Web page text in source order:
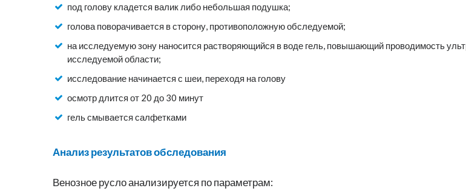
под голову кладется валик либо небольшая подушка;
голова поворачивается в сторону, противоположную обследуемой;
на исследуемую зону наносится растворяющийся в воде гель, повышающий проводимость
исследуемой области;
исследование начинается с шеи, переходя на голову
осмотр длится от 20 до 30 минут
гель смывается салфетками
Анализ результатов обследования
Венозное русло анализируется по параметрам: